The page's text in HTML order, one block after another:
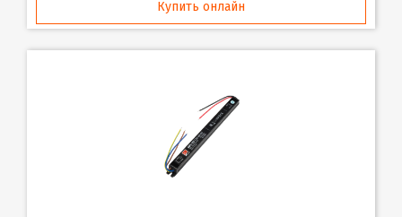
Купить онлайн